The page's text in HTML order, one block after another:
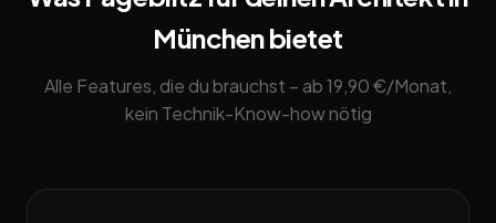
München bietet
Alle Features, die du brauchst – ab 19,90 €/Monat,
kein Technik-Know-how nötig